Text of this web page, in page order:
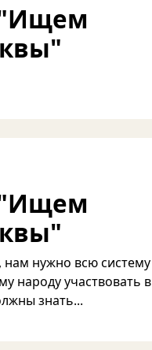
"Ищем
"Ищем
нам нужно всю систему
народу участвовать в
знать...